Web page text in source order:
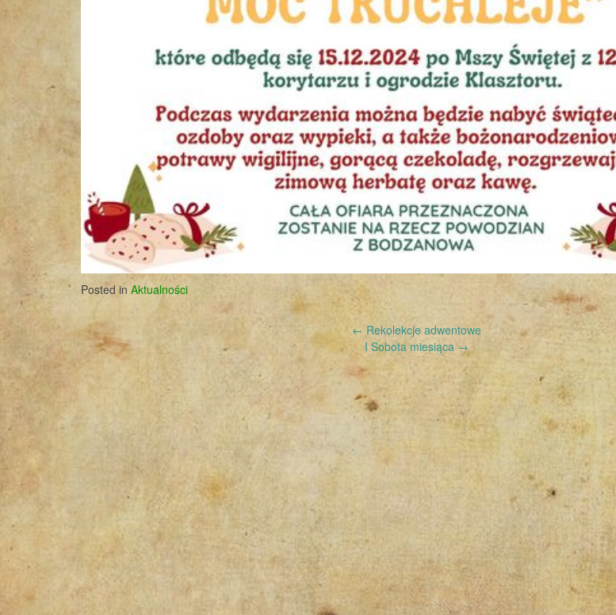
Posted in Aktualności
Post
navigation
← Rekolekcje adwentowe
I Sobota miesiąca →